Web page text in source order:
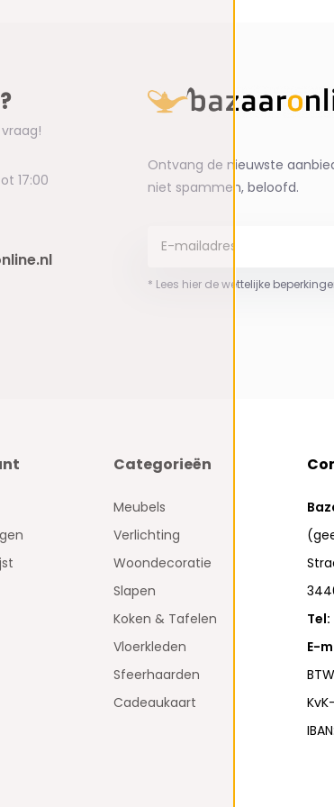
17:00
Ontvang de nieuwste
niet spammen, beloofd.
* Lees hier de wettelijke
Categorieën
Meubels
Verlichting
Woondecoratie
Slapen
Koken & Tafelen
Vloerkleden
Sfeerhaarden
Cadeaukaart
Tel:
E-